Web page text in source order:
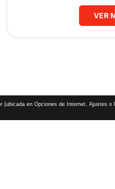
VER
en Opciones de Internet, Ajustes